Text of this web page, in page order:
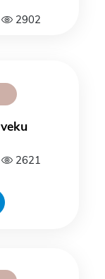
2902
2621